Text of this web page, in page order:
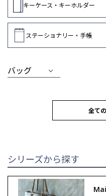
キーケース・キーホルダー
ステーショナリー・手帳
バッグ
ウォレット
全て
シリーズから探す